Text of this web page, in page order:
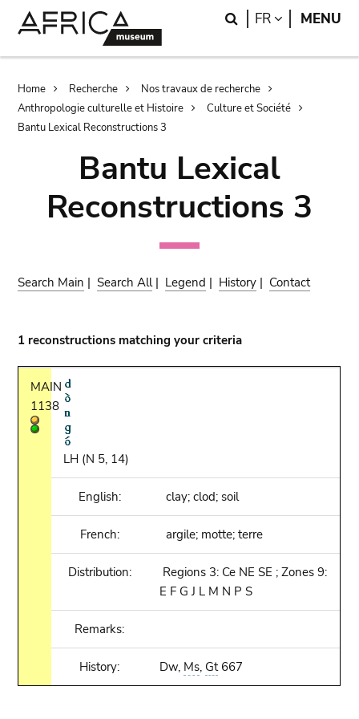
Search
FR LANGUAGE
MENU
Breadcrumb
Home Recherche
Nos travaux de recherche
Anthropologie culturelle et Histoire
Culture et Société
Bantu Lexical Reconstructions 3
Bantu Lexical
Reconstructions 3
Search Main |Search All| Legend | History | Contact
1 reconstructions matching your criteria
MAIN
1138
LH (N 5, 14)
English: clay; clod; soil
French: argile; motte; terre
Distribution:
Regions 3: Ce NE SE ; Zones 9:
E F G J L M N P S
Remarks:
History: Dw, Ms, Gt667